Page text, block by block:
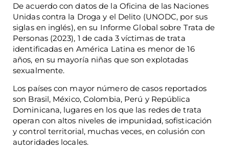
De acuerdo con datos de la Oficina de las Naciones
Unidas contra la Droga y el Delito (UNODC, por sus
siglas en inglés), en su Informe Global sobre Trata de
Personas (2023), 1 de cada 3 víctimas de trata
identificadas en América Latina es menor de 16
años, en su mayoría niñas que son explotadas
sexualmente.
Los países con mayor número de casos reportados
son Brasil, México, Colombia, Perú y República
Dominicana, lugares en los que las redes de trata
operan con altos niveles de impunidad, sofisticación
y control territorial, muchas veces, en colusión con
autoridades locales.